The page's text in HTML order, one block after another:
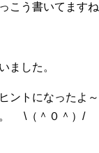
こう書いてますね
いました。
ントになったよ
。 \（＾０＾）/